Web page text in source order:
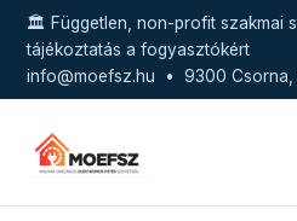
🏛️ Független, non-profit szakmai
tájékoztatás a fogyasztókért
info@moefsz.hu • 9300 Csorna,